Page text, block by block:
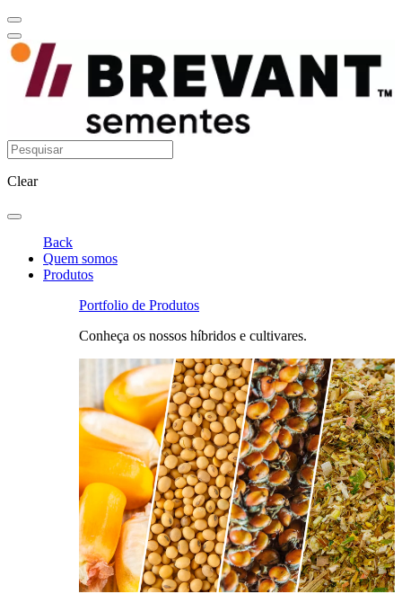
Clear
Back
Quem somos
Produtos
Portfolio de Produtos
Conheça os nossos híbridos e cultivares.